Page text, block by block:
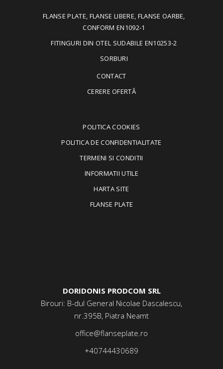
FLANSE PLATE, FLANSE LIBERE, FLANSE OARBE,
CONFORM EN1092-1
FITINGURI DIN OTEL SUDABILE EN10253-2
SORBURI
CONTACT
CERERE OFERTĂ
POLITICA COOKIES
POLITICA DE CONFIDENTIALITATE
TERMENI SI CONDITII
INFORMATII UTILE
HARTA SITE
FLANSE PLATE
DORIDONIS PRODCOM SRL
Birouri: B-dul General Nicolae Dascalescu,
nr.395B, Piatra Neamt
office@flanseplate.ro
+40744430689